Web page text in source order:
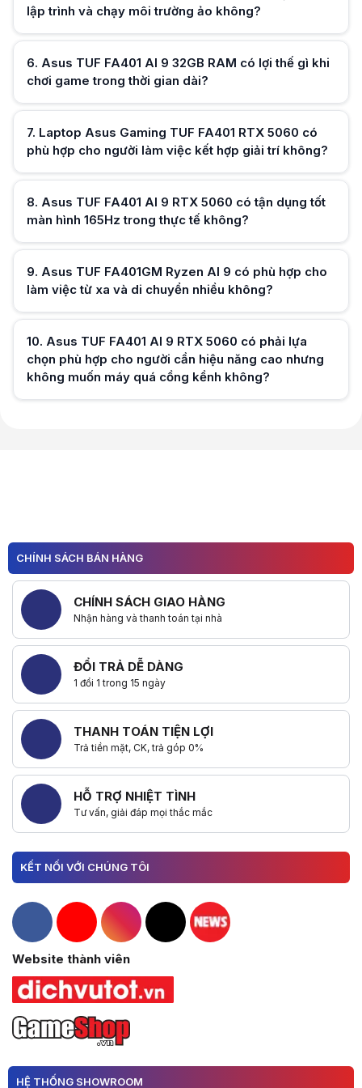
Hữu ích (0 )
lập trình và chạy môi trường ảo không?
Hữu ích ( 0)
6. Asus TUF FA401 AI 9 32GB RAM có lợi thế gì khi
chơi game trong thời gian dài?
Hữu ích (0 )
7. Laptop Asus Gaming TUF FA401 RTX 5060 có
phù hợp cho người làm việc kết hợp giải trí không?
Hữu ích (0 )
8. Asus TUF FA401 AI 9 RTX 5060 có tận dụng tốt
màn hình 165Hz trong thực tế không?
Hữu ích (0)
9. Asus TUF FA401GM Ryzen AI 9 có phù hợp cho
làm việc từ xa và di chuyển nhiều không?
10. Asus TUF FA401 AI 9 RTX 5060 có phải lựa
chọn phù hợp cho người cần hiệu năng cao nhưng
không muốn máy quá cồng kềnh không?
CHÍNH SÁCH BÁN HÀNG
CHÍNH SÁCH GIAO HÀNG
Nhận hàng và thanh toán tại nhà
ĐỔI TRẢ DỄ DÀNG
1 đổi 1 trong 15 ngày
THANH TOÁN TIỆN LỢI
Trả tiền mặt, CK, trả góp 0%
HỖ TRỢ NHIỆT TÌNH
Tư vấn, giải đáp mọi thắc mắc
KẾT NỐI VỚI CHÚNG TÔI
Hacom Facebook
Hacom YouTube
Hacom Instagram
Hacom TikTok
Website thành viên
HỆ THỐNG SHOWROOM